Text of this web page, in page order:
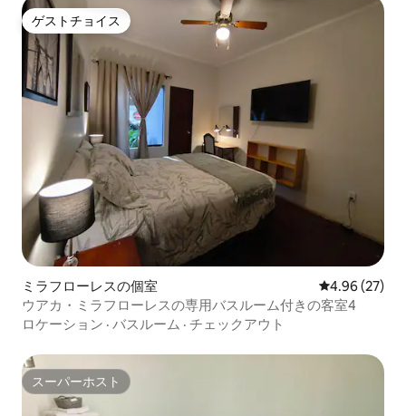
ゲストチョイス
ゲストチョイス
ミラフローレスの個室 レビュー27
4.96 (27)
ウアカ・ミラフローレスの専用バスルーム付きの客室4
ロケーション · バスルーム · チェックアウト
スーパーホスト
スーパーホスト